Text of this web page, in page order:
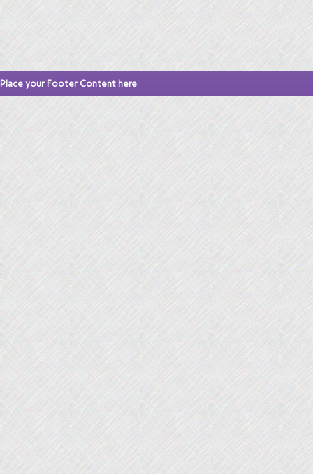
Place your Footer Content here